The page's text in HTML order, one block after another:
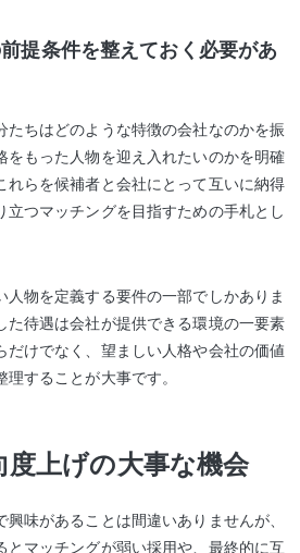
提条件を整えておく必要があ
たちはどのような特徴の会社なのかを振
をもった人物を迎え入れたいのかを明確
れらを候補者と会社にとって互いに納得
立つマッチングを目指すための手札とし
人物を定義する要件の一部でしかありま
た待遇は会社が提供できる環境の一要素
だけでなく、望ましい人格や会社の価値
することが大事です。
度上げの大事な機会
味があることは間違いありませんが、
とマッチングが弱い採用や、最終的に互